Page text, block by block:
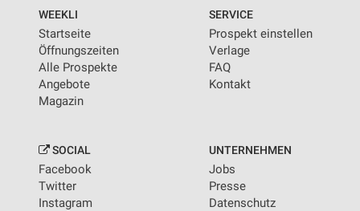
WEEKLI
Startseite
Öffnungszeiten
Alle Prospekte
Angebote
Magazin
SERVICE
Prospekt einstellen
Verlage
FAQ
Kontakt
SOCIAL
Facebook
Twitter
Instagram
UNTERNEHMEN
Jobs
Presse
Datenschutz